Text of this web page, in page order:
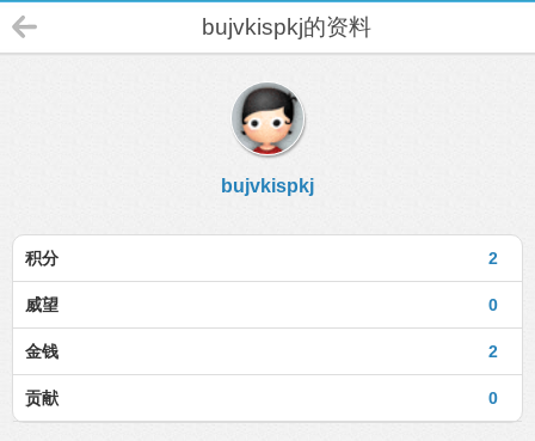
bujvkispkj的资料
bujvkispkj
2
积分
0
威望
2
金钱
0
贡献